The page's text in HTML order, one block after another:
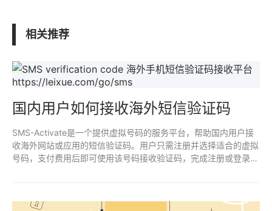
相关推荐
国内用户如何接收海外短信验证码
SMS-Activate是一个提供虚拟号码的服务平台，帮助国内用户接
收海外网站或应用的短信验证码。用户只需注册并选择适合的虚拟
号码，支付费用后即可使用该号码接收验证码，完成注册或登录操